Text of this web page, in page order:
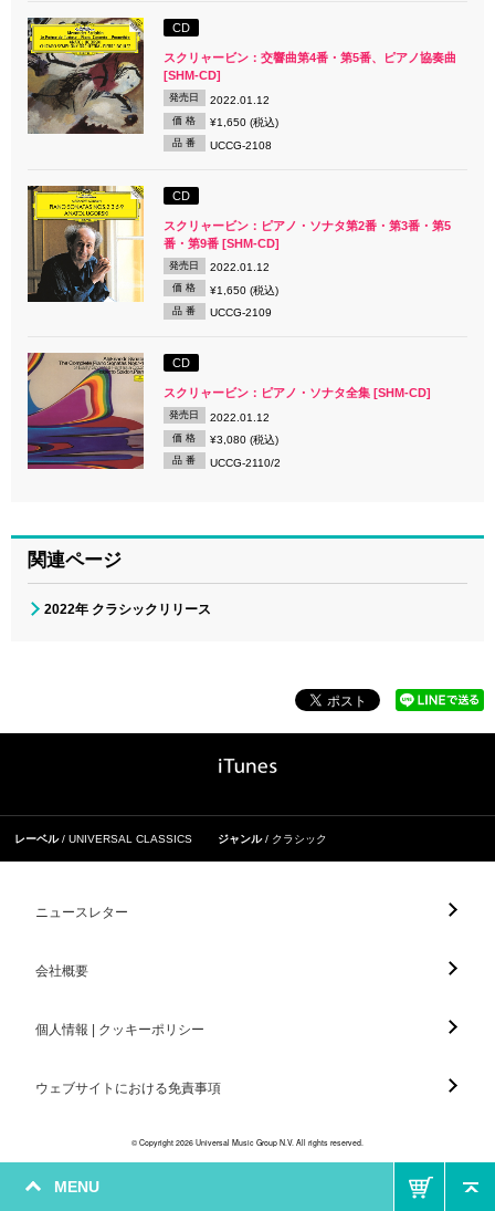
MENU
CD
スクリャービン：交響曲第4番・第5番、ピアノ協奏曲
[SHM-CD]
発売日 2022.01.12
価 格 ¥1,650 (税込)
品 番 UCCG-2108
CD
スクリャービン：ピアノ・ソナタ第2番・第3番・第5
番・第9番 [SHM-CD]
発売日 2022.01.12
価 格 ¥1,650 (税込)
品 番 UCCG-2109
CD
スクリャービン：ピアノ・ソナタ全集 [SHM-CD]
発売日 2022.01.12
価 格 ¥3,080 (税込)
品 番 UCCG-2110/2
関連ページ
2022年 クラシックリリース
レーベル UNIVERSAL CLASSICS ジャンル クラシック
ニュースレター
会社概要
個人情報 | クッキーポリシー
ウェブサイトにおける免責事項
© Copyright 2026 Universal Music Group N.V. All rights reserved.